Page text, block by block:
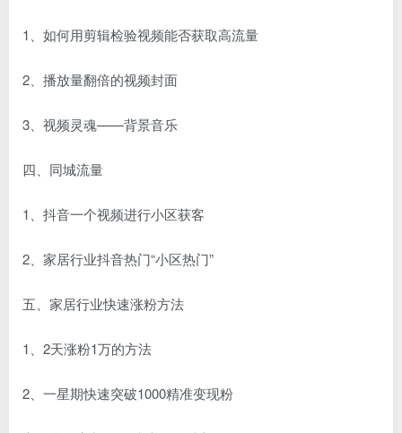
1、如何用剪辑检验视频能否获取高流量
2、播放量翻倍的视频封面
3、视频灵魂——背景音乐
四、同城流量
1、抖音一个视频进行小区获客
2、家居行业抖音热门“小区热门”
五、家居行业快速涨粉方法
1、2天涨粉1万的方法
2、一星期快速突破1000精准变现粉